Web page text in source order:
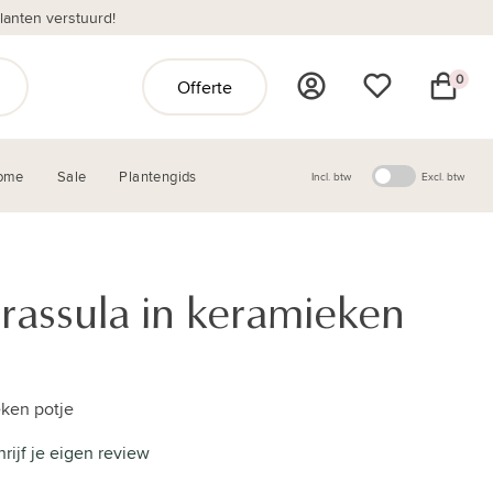
verstuurd!
Offerte 0
Sale Plantengids Incl. btw Excl. btw
in keramieken
potje
je eigen review